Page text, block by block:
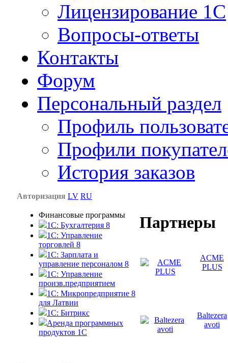
Лицензирование 1С
Вопросы-ответы
Контакты
Форум
Персональный раздел
Профиль
Профили
История заказов
Авторизация LV RU
Финансовые программы
1С: Бухгалтерия 8
1C: Управление
торговлей 8
1C: Зарплата и
управление персоналом 8
1C: Управление
произв.предприятием
1С: Микропредприятие 8
для Латвии
1C: Битрикс
Аренда программных
продуктов 1С
Партнеры
ACME
PLUS
Baltezera
avoti